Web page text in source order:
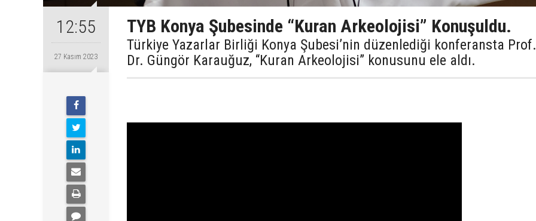
12:55
27 Kasım 2023
TYB Konya Şubesinde “Kuran Arkeolojisi” Konuşuldu.
Türkiye Yazarlar Birliği Konya Şubesi’nin düzenlediği konferansta Prof.
Dr. Güngör Karauğuz, “Kuran Arkeolojisi” konusunu ele aldı.